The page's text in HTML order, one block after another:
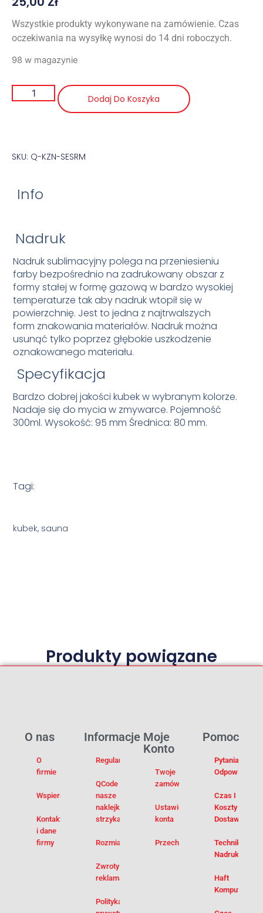
Wszystkie produkty wykonywane na zamówienie. Czas
oczekiwania na wysyłkę wynosi do 14 dni roboczych.
98 w magazynie
Dodaj Do Koszyka
SKU: Q-KZN-SESRM
Info
Nadruk
Nadruk sublimacyjny polega na przeniesieniu
farby bezpośrednio na zadrukowany obszar z
formy stałej w formę gazową w bardzo wysokiej
temperaturze tak aby nadruk wtopił się w
powierzchnię. Jest to jedna z najtrwalszych
form znakowania materiałów. Nadruk można
usunąć tylko poprzez głębokie uszkodzenie
oznakowanego materiału.
Specyfikacja
Bardzo dobrej jakości kubek w wybranym kolorze.
Nadaje się do mycia w zmywarce. Pojemność
300ml. Wysokość: 95 mm Średnica: 80 mm.
Tagi:
kubek, sauna
Produkty powiązane
Pomoc
Pytania I
Odpowiedzi
Czas I
Koszty
Dostawy
Techniki
Nadruku
Haft
Komputerowy
Moje
Konto
Twoje
zamówienia
Ustawienia
konta
Przechowalnia
Informacje
Regulamin
QCode –
nasze
naklejki na
strzykawki
Rozmiarówka
Zwroty i
reklamacje
Polityka
O nas
O
firmie
Wspieramy
Kontakt
i dane
firmy